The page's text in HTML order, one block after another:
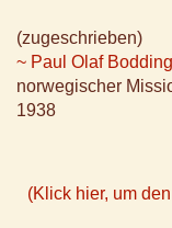
(zugeschrieben)
~ Paul Olaf
norwegischer
1938
(Klick hier, um